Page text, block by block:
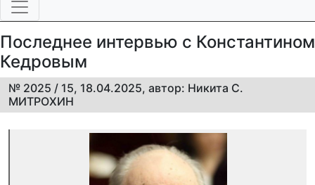
Последнее интервью с Константином
Кедровым
№ 2025 / 15, 18.04.2025, автор: Никита С.
МИТРОХИН